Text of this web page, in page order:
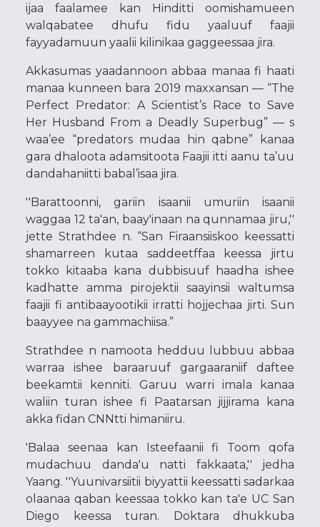
ijaa faalamee kan Hinditti oomishamueen
walqabatee dhufu fidu yaaluuf faajii
fayyadamuun yaalii kilinikaa gaggeessaa jira.
Akkasumas yaadannoon abbaa manaa fi haati
manaa kunneen bara 2019 maxxansan — “The
Perfect Predator: A Scientist’s Race to Save
Her Husband From a Deadly Superbug” — s
waa’ee “predators mudaa hin qabne” kanaa
gara dhaloota adamsitoota Faajii itti aanu ta’uu
dandahaniitti babal’isaa jira.
''Barattoonni, gariin isaanii umuriin isaanii
waggaa 12 ta'an, baay'inaan na qunnamaa jiru,''
jette Strathdee n. “San Firaansiiskoo keessatti
shamarreen kutaa saddeetffaa keessa jirtu
tokko kitaaba kana dubbisuuf haadha ishee
kadhatte amma pirojektii saayinsii waltumsa
faajii fi antibaayootikii irratti hojjechaa jirti. Sun
baayyee na gammachiisa.”
Strathdee n namoota hedduu lubbuu abbaa
warraa ishee baraaruuf gargaaraniif daftee
beekamtii kenniti. Garuu warri imala kanaa
waliin turan ishee fi Paatarsan jijjirama kana
akka fidan CNNtti himaniiru.
'Balaa seenaa kan Isteefaanii fi Toom qofa
mudachuu danda'u natti fakkaata,'' jedha
Yaang. ''Yuunivarsiitii biyyattii keessatti sadarkaa
olaanaa qaban keessaa tokko kan ta'e UC San
Diego keessa turan. Doktara dhukkuba